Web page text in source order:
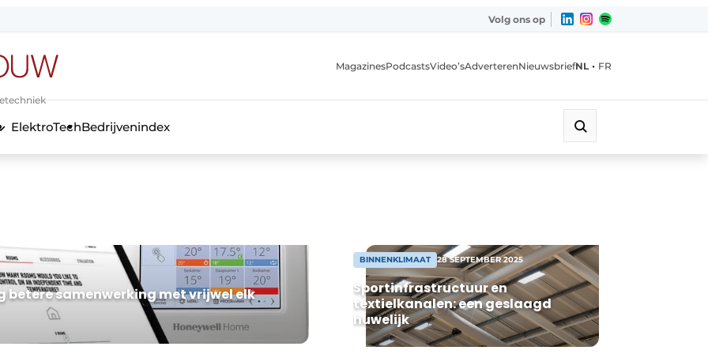
Volg ons op
MagazinesPodcastsVideo’sAdverterenNieuwsbriefNL • FR
ElektroTechBedrijvenindex
betere samenwerking met vrijwel elk
BINNENKLIMAAT 28 SEPTEMBER 2025
Sportinfrastructuur en
textielkanalen: een geslaagd
huwelijk